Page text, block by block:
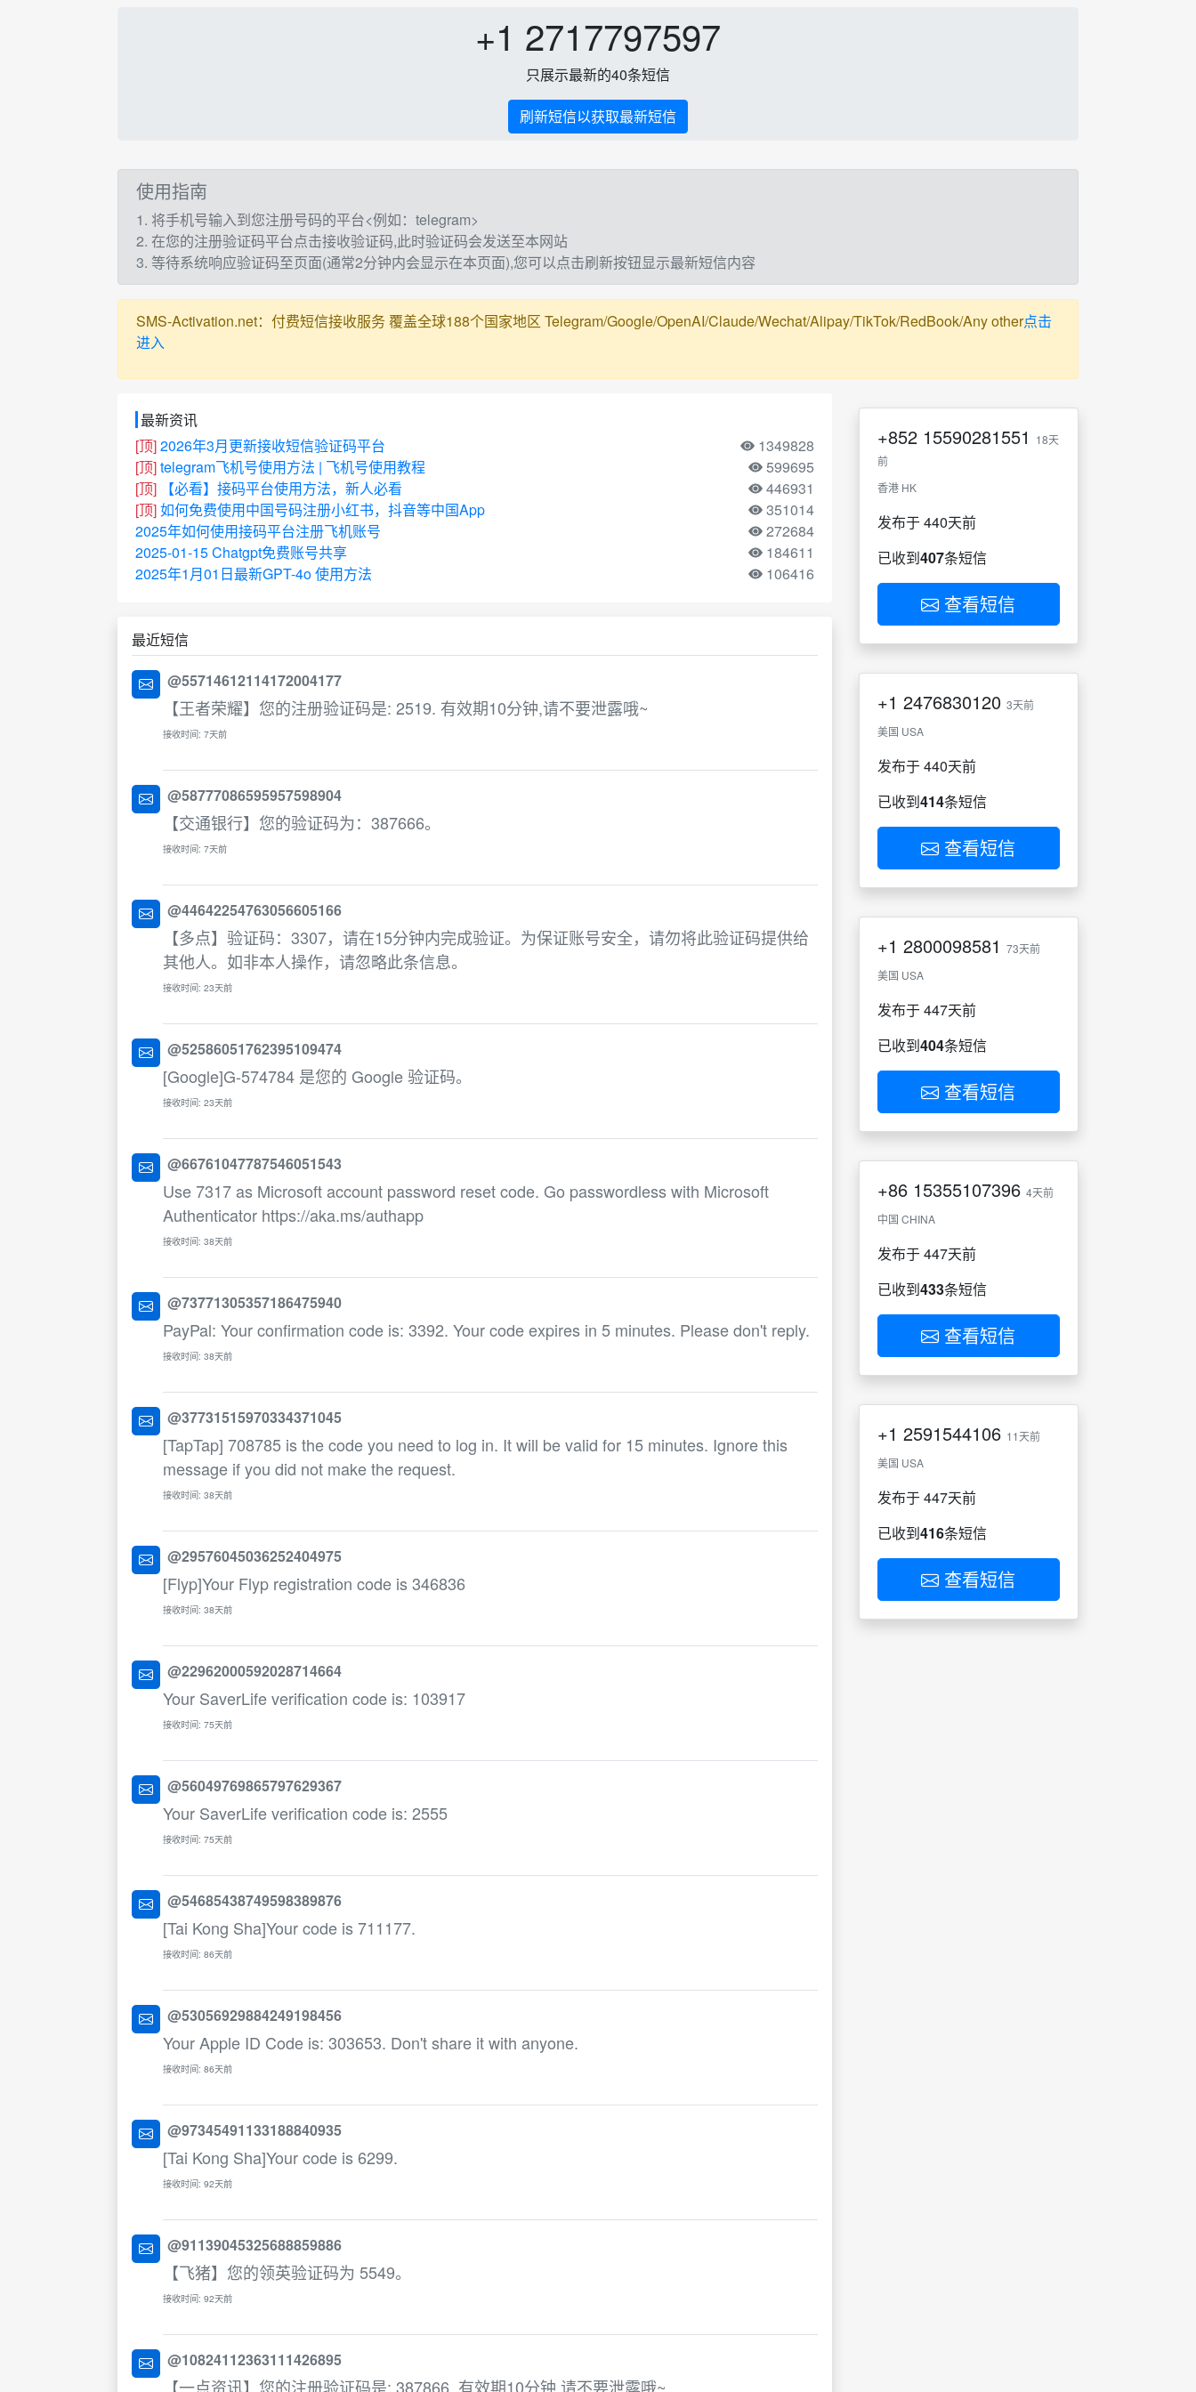
+1 2717797597
只展示最新的40条短信
刷新短信以获取最新短信
使用指南
1. 将手机号输入到您注册号码的平台<例如：telegram>
2. 在您的注册验证码平台点击接收验证码,此时验证码会发送至本网站
3. 等待系统响应验证码至页面(通常2分钟内会显示在本页面),您可以点击刷新按钮显示最新短信内容
SMS-Activation.net：付费短信接收服务 覆盖全球188个国家地区 Telegram/Google/OpenAI/Claude/Wechat/Alipay/TikTok/RedBook/Any other点击
进入
最新资讯
[顶]2026年3月更新接收短信验证码平台
1349828
[顶]telegram飞机号使用方法 | 飞机号使用教程
599695
[顶]
【必看】接码平台使用方法，新人必看
446931
[顶]如何免费使用中国号码注册小红书，抖音等中国App
351014
2025年如何使用接码平台注册飞机账号
272684
2025-01-15 Chatgpt免费账号共享
184611
2025年1月01日最新GPT-4o 使用方法
106416
最近短信
@55714612114172004177
【王者荣耀】您的注册验证码是: 2519. 有效期10分钟,请不要泄露哦~
接收时间: 7天前
@58777086595957598904
【交通银行】您的验证码为：387666。
接收时间: 7天前
@44642254763056605166
【多点】验证码：3307，请在15分钟内完成验证。为保证账号安全，请勿将此验证码提供给
其他人。如非本人操作，请忽略此条信息。
接收时间: 23天前
@52586051762395109474
[Google]G-574784 是您的 Google 验证码。
接收时间: 23天前
@66761047787546051543
Use 7317 as Microsoft account password reset code. Go passwordless with Microsoft
Authenticator https://aka.ms/authapp
接收时间: 38天前
@73771305357186475940
PayPal: Your confirmation code is: 3392. Your code expires in 5 minutes. Please don't reply.
接收时间: 38天前
@37731515970334371045
[TapTap] 708785 is the code you need to log in. It will be valid for 15 minutes. Ignore this
message if you did not make the request.
接收时间: 38天前
@29576045036252404975
[Flyp]Your Flyp registration code is 346836
接收时间: 38天前
@22962000592028714664
Your SaverLife verification code is: 103917
接收时间: 75天前
@56049769865797629367
Your SaverLife verification code is: 2555
接收时间: 75天前
@54685438749598389876
[Tai Kong Sha]Your code is 711177.
接收时间: 86天前
@53056929884249198456
Your Apple ID Code is: 303653. Don't share it with anyone.
接收时间: 86天前
@97345491133188840935
[Tai Kong Sha]Your code is 6299.
接收时间: 92天前
@91139045325688859886
【飞猪】您的领英验证码为 5549。
接收时间: 92天前
@10824112363111426895
【一点资讯】您的注册验证码是: 387866. 有效期10分钟,请不要泄露哦~
+852 15590281551
18天
前
香港 HK
发布于 440天前
已收到407条短信
查看短信
+1 2476830120 3天前
美国 USA
发布于 440天前
已收到414条短信
查看短信
+1 2800098581 73天前
美国 USA
发布于 447天前
已收到404条短信
查看短信
+86 15355107396 4天前
中国 CHINA
发布于 447天前
已收到433条短信
查看短信
+1 2591544106 11天前
美国 USA
发布于 447天前
已收到416条短信
查看短信